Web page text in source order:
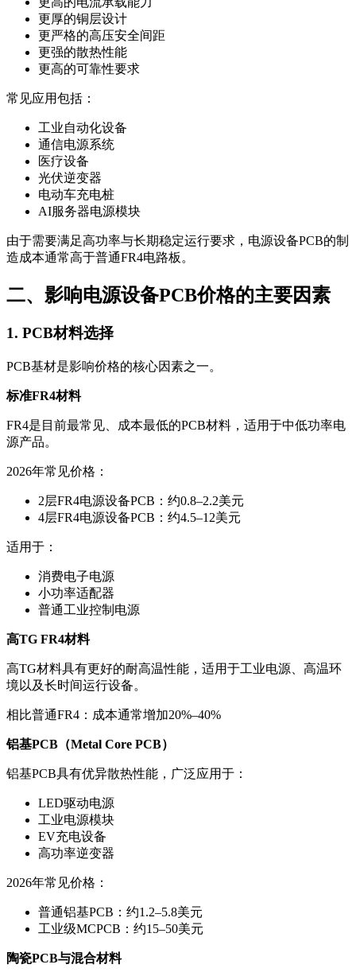
更厚的铜层设计
更严格的高压安全间距
更强的散热性能
更高的可靠性要求
常见应用包括：
工业自动化设备
通信电源系统
医疗设备
光伏逆变器
电动车充电桩
AI服务器电源模块
由于需要满足高功率与长期稳定运行要求，电源设备PCB的制
造成本通常高于普通FR4电路板。
二、影响电源设备PCB价格的主要因素
1. PCB材料选择
PCB基材是影响价格的核心因素之一。
标准FR4材料
FR4是目前最常见、成本最低的PCB材料，适用于中低功率电
源产品。
2026年常见价格：
2层FR4电源设备PCB：约0.8–2.2美元
4层FR4电源设备PCB：约4.5–12美元
适用于：
消费电子电源
小功率适配器
普通工业控制电源
高TG FR4材料
高TG材料具有更好的耐高温性能，适用于工业电源、高温环
境以及长时间运行设备。
相比普通FR4：成本通常增加20%–40%
铝基PCB（Metal Core PCB）
铝基PCB具有优异散热性能，广泛应用于：
LED驱动电源
工业电源模块
EV充电设备
高功率逆变器
2026年常见价格：
普通铝基PCB：约1.2–5.8美元
工业级MCPCB：约15–50美元
陶瓷PCB与混合材料